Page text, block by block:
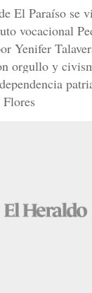
El Paraíso se
vocacional
Yenifer
orgullo y
Flores